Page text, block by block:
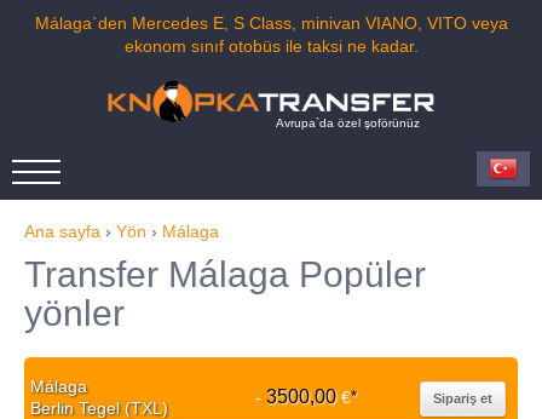
Málaga`den Mercedes E, S Class, minivan VIANO, VITO veya
ekonom sınıf otobüs ile taksi ne kadar.
Avrupa`da özel şoförünüz
Ana sayfa › Yön › Málaga
Transfer Málaga Popüler
yönler
Málaga
Berlin Tegel (TXL)
- 3500,00€* Sipariş et